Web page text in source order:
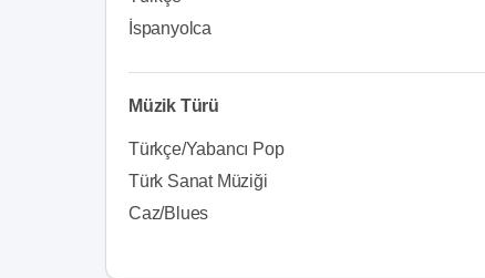
İspanyolca
Müzik Türü
Türkçe/Yabancı Pop
Türk Sanat Müziği
Caz/Blues